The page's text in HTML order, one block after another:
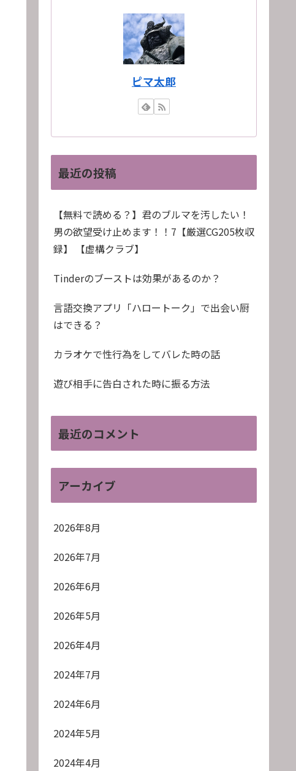
ピマ太郎
最近の投稿
【無料で読める？】君のブルマを汚したい！
男の欲望受け止めます！！7【厳選CG205枚収
録】 【虚構クラブ】
Tinderのブーストは効果があるのか？
言語交換アプリ「ハロートーク」で出会い厨
はできる？
カラオケで性行為をしてバレた時の話
遊び相手に告白された時に振る方法
最近のコメント
アーカイブ
2026年8月
2026年7月
2026年6月
2026年5月
2026年4月
2024年7月
2024年6月
2024年5月
2024年4月